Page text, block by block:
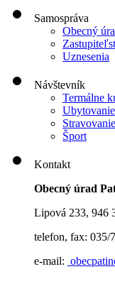
Samospráva
Obecný
Uznesenia
Návštevník
Termálne
Ubytovanie
Stravovanie
Šport
Kontakt
Obecný úrad
Lipová 233, 946
telefon, fax: 035/
e-mail: